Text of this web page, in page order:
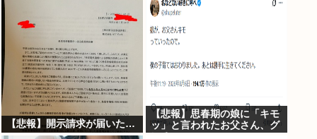
【悲報】開示請求が届いた…
【悲報】思春期の娘に「キモ
ッ」と言われたお父さん、グ